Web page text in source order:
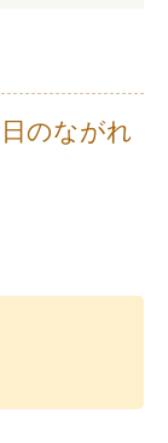
のながれ